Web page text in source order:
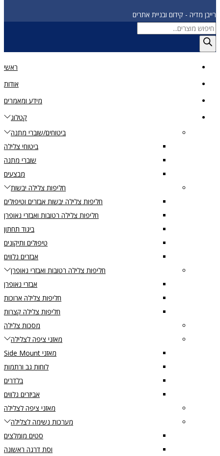
רייבן מדיה - קידום ובניית אתרים
Products
search
ראשי
אודות
מידע ומאמרים
קטלוג
ביטוחים/שוברי מתנה
ביטוחי צלילה
שוברי מתנה
מבצעים
חליפות צלילה יבשות
חליפות צלילה יבשות אבזרים וטיפולים
חליפות צלילה רטובות ואבזרי נאופרן
ביגוד תחתון
טיפולים ותיקונים
אבזרים נלווים
חליפות צלילה רטובות ואבזרי נאופרן
אבזרי נאופרן
חליפות צלילה ארוכות
חליפות צלילה קצרות
מסכות צלילה
מאזני ציפה לצלילה
מאזני Side Mount
לוחות גב ורתמות
בלדרים
אביזרים נלווים
מאזני ציפה לצלילה
מערכות נשימה לצלילה
סטים מומלצים
וסת דרגה ראשונה